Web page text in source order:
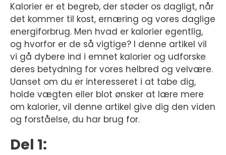
Kalorier er et begreb, der støder os dagligt, når
det kommer til kost, ernæring og vores daglige
energiforbrug. Men hvad er kalorier egentlig,
og hvorfor er de så vigtige? I denne artikel vil
vi gå dybere ind i emnet kalorier og udforske
deres betydning for vores helbred og velvære.
Uanset om du er interesseret i at tabe dig,
holde vægten eller blot ønsker at lære mere
om kalorier, vil denne artikel give dig den viden
og forståelse, du har brug for.
Del 1: